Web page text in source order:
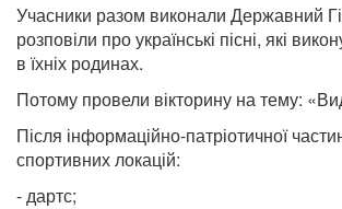
Учасники разом виконали Державний
розповіли про українські пісні, які
в їхніх родинах.
Потому провели вікторину на тему:
Після інформаційно-патріотичної
спортивних локацій:
- дартс;